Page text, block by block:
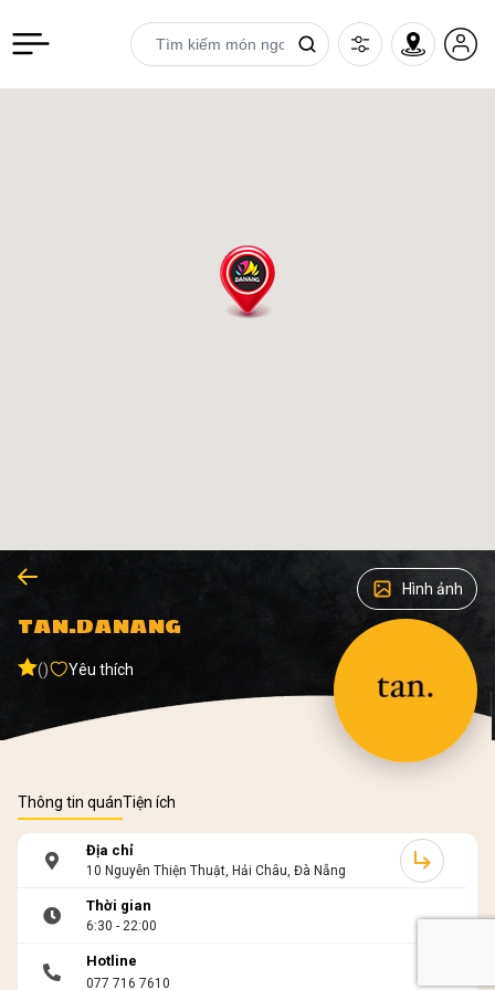
Hình ảnh
TAN.DANANG
() Yêu thích
Thông tin quánTiện ích
Địa chỉ
10 Nguyễn Thiện Thuật, Hải Châu, Đà Nẵng
Thời gian
6:30 - 22:00
Hotline
077 716 7610